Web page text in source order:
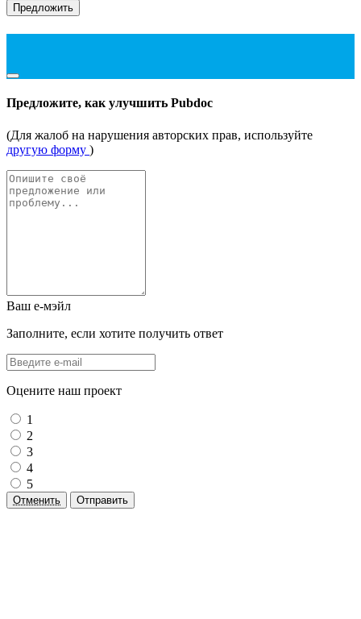
Предложить
Предложите, как улучшить Pubdoc
(Для жалоб на нарушения авторских прав, используйте
другую форму )
Ваш е-мэйл
Заполните, если хотите получить ответ
Оцените наш проект
1
2
3
4
5
Отменить Отправить